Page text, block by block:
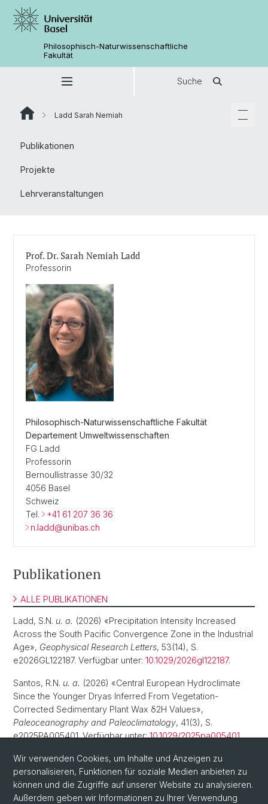
Philosophisch-Naturwissenschaftliche
Fakultät
Suche
Ladd Sarah Nemiah
Publikationen
Projekte
Lehrveranstaltungen
Prof. Dr. Sarah Nemiah Ladd
Professorin
Philosophisch-Naturwissenschaftliche Fakultät
Departement Umweltwissenschaften
FG Ladd
Professorin
Bernoullistrasse 30/32
4056 Basel
Schweiz
Tel.
+41 61 207 36 36
n.ladd@unibas.ch
Publikationen
ALLE PUBLIKATIONEN
Ladd, S.N. u. a. (2026) «Precipitation Intensity Increased
Across the South Pacific Convergence Zone in the Industrial
Age», Geophysical Research Letters, 53(14), S.
e2026GL122187. Verfügbar unter: 10.1029/2026gl122187.
Santos, R.N. u. a. (2026) «Central European Hydroclimate
Since the Younger Dryas Inferred From Vegetation-
Corrected Sedimentary Plant Wax δ2H Values»,
Paleoceanography and Paleoclimatology, 41(3), S.
e2025PA005401. Verfügbar unter:10.1029/2025pa005401.
Holloway‐Phillips, M.u. a. (2026) «Rethinking the 2 H
fingerprint of carbohydrates: a novel proxy for plant
metabolism and performance»,New Phytologist , 249(4), S.
1623–1643. Verfügbar unter:10.1111/nph.70845.
Wir verwenden Cookies, um Inhalte und Anzeigen zu
personalisieren, Funktionen für soziale Medien anbieten zu
können und die Zugriffe auf unserer Website zu analysieren.
Außerdem geben wir Informationen zu Ihrer Verwendung